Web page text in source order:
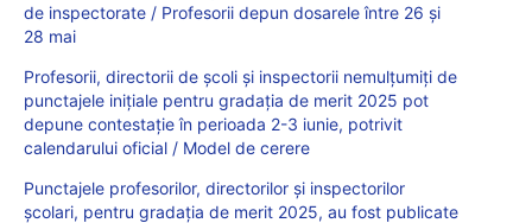
de inspectorate / Profesorii depun dosarele între 26 și
28 mai
Profesorii, directorii de școli și inspectorii nemulțumiți de
punctajele inițiale pentru gradația de merit 2025 pot
depune contestație în perioada 2-3 iunie, potrivit
calendarului oficial / Model de cerere
Punctajele profesorilor, directorilor și inspectorilor
școlari, pentru gradația de merit 2025, au fost publicate